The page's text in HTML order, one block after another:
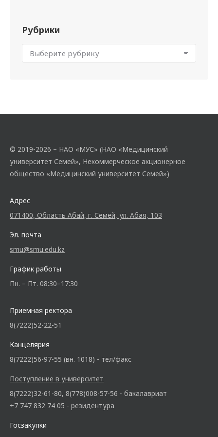
Рубрики
© 2019-2026 – НАО «МУС» (НАО «Медицинский
университет Семей», Некоммерческое акционерное
общество «Медицинский университет Семей»)
Адрес
071400, Область Абай, г. Семей, ул. Абая, 103
Эл. почта
smu@smu.edu.kz
График работы
Пн. – Пт. 08:30–17:30
Приемная ректора
8(7222)52-22-51
Канцелярия
8(7222)56-97-55 (вн. 1018) - тел/факс
Поступление в университет
8(7222)32-61-80, 8(778)008-57-56 - бакалавриат
+7 747 832 74 05 - резидентура
Госзакупки